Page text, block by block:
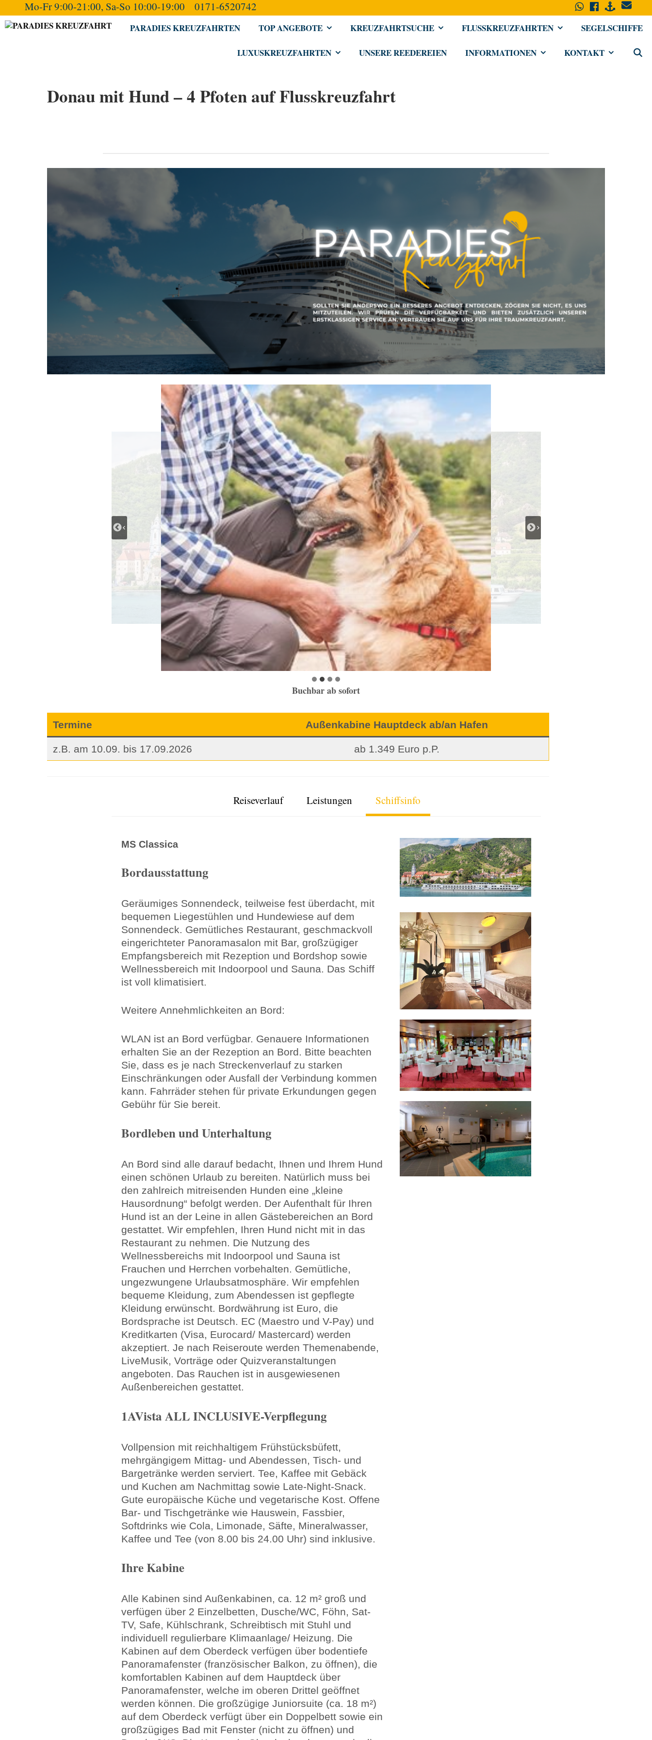
to
content
Mo-Fr 9:00-21:00, Sa-So 10:00-19:00 0171-6520742
PARADIES KREUZFAHRTEN TOP ANGEBOTE KREUZFAHRTSUCHE FLUSSKREUZFAHRTEN SEGELSCHIFFE
LUXUSKREUZFAHRTEN UNSERE REEDEREIEN INFORMATIONEN KONTAKT
Donau mit Hund – 4 Pfoten auf Flusskreuzfahrt
Buchbar ab sofort
Termine Außenkabine Hauptdeck ab/an Hafen
z.B. am 10.09. bis 17.09.2026 ab 1.349 Euro p.P.
Reiseverlauf Leistungen Schiffsinfo
MS Classica
Bordausstattung
Geräumiges Sonnendeck, teilweise fest überdacht, mit
bequemen Liegestühlen und Hundewiese auf dem
Sonnendeck. Gemütliches Restaurant, geschmackvoll
eingerichteter Panoramasalon mit Bar, großzügiger
Empfangsbereich mit Rezeption und Bordshop sowie
Wellnessbereich mit Indoorpool und Sauna. Das Schiff
ist voll klimatisiert.
Weitere Annehmlichkeiten an Bord:
WLAN ist an Bord verfügbar. Genauere Informationen
erhalten Sie an der Rezeption an Bord. Bitte beachten
Sie, dass es je nach Streckenverlauf zu starken
Einschränkungen oder Ausfall der Verbindung kommen
kann. Fahrräder stehen für private Erkundungen gegen
Gebühr für Sie bereit.
Bordleben und Unterhaltung
An Bord sind alle darauf bedacht, Ihnen und Ihrem Hund
einen schönen Urlaub zu bereiten. Natürlich muss bei
den zahlreich mitreisenden Hunden eine „kleine
Hausordnung“ befolgt werden. Der Aufenthalt für Ihren
Hund ist an der Leine in allen Gästebereichen an Bord
gestattet. Wir empfehlen, Ihren Hund nicht mit in das
Restaurant zu nehmen. Die Nutzung des
Wellnessbereichs mit Indoorpool und Sauna ist
Frauchen und Herrchen vorbehalten. Gemütliche,
ungezwungene Urlaubsatmosphäre. Wir empfehlen
bequeme Kleidung, zum Abendessen ist gepflegte
Kleidung erwünscht. Bordwährung ist Euro, die
Bordsprache ist Deutsch. EC (Maestro und V-Pay) und
Kreditkarten (Visa, Eurocard/ Mastercard) werden
akzeptiert. Je nach Reiseroute werden Themenabende,
LiveMusik, Vorträge oder Quizveranstaltungen
angeboten. Das Rauchen ist in ausgewiesenen
Außenbereichen gestattet.
1AVista ALL INCLUSIVE-Verpflegung
Vollpension mit reichhaltigem Frühstücksbüfett,
mehrgängigem Mittag- und Abendessen, Tisch- und
Bargetränke werden serviert. Tee, Kaffee mit Gebäck
und Kuchen am Nachmittag sowie Late-Night-Snack.
Gute europäische Küche und vegetarische Kost. Offene
Bar- und Tischgetränke wie Hauswein, Fassbier,
Softdrinks wie Cola, Limonade, Säfte, Mineralwasser,
Kaffee und Tee (von 8.00 bis 24.00 Uhr) sind inklusive.
Ihre Kabine
Alle Kabinen sind Außenkabinen, ca. 12 m² groß und
verfügen über 2 Einzelbetten, Dusche/WC, Föhn, Sat-
TV, Safe, Kühlschrank, Schreibtisch mit Stuhl und
individuell regulierbare Klimaanlage/ Heizung. Die
Kabinen auf dem Oberdeck verfügen über bodentiefe
Panoramafenster (französischer Balkon, zu öffnen), die
komfortablen Kabinen auf dem Hauptdeck über
Panoramafenster, welche im oberen Drittel geöffnet
werden können. Die großzügige Juniorsuite (ca. 18 m²)
auf dem Oberdeck verfügt über ein Doppelbett sowie ein
großzügiges Bad mit Fenster (nicht zu öffnen) und